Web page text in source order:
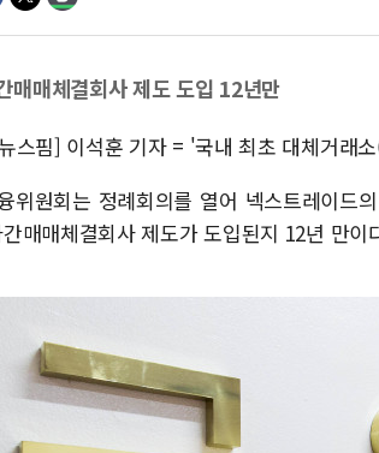
매매체결회사 제도 도입 12년만
스핌] 이석훈 기자 = '국내 최초 대체거래
위원회는 정례회의를 열어 넥스트레이드
매매체결회사 제도가 도입된지 12년 만이